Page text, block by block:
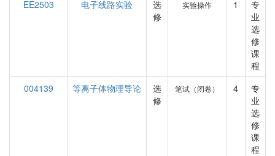
EE2503 电子线路实验
选
修
实验操作 1
专
业
选
修
课
程
004139
等离子体物理导论
选
修
笔试（闭卷） 4
专
业
选
修
课
程